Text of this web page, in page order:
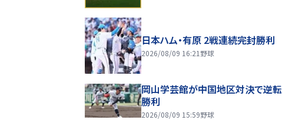
日本ハム・有原 2戦連続完封勝利
2026/08/09 16:21 野球
岡山学芸館が中国地区対決で逆転
勝利
2026/08/09 15:59野球